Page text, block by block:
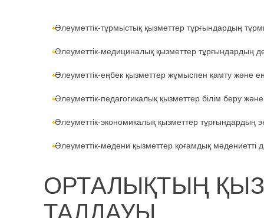
Әлеуметтік-тұрмыстық қызметтер тұрғындардың
Әлеуметтік-медициналық қызметтер тұрғындардың
Әлеуметтік-еңбек қызметтер жұмыспен қамту және
Әлеуметтік-педагогикалық қызметтер білім беру
Әлеуметтік-экономикалық қызметтер
Әлеуметтік-мәдени қызметтер қоғамдық мәдениетті
ОРТАЛЫҚТЫҢ
ТАЛДАУЫ